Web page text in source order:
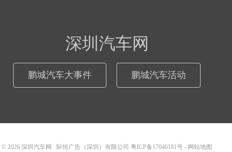
深圳汽车网
鹏城汽车大事件 鹏城汽车活动
© 2026 深圳汽车网 际恒广告（深圳）有限公司 粤ICP备17046181号 - 网站地图